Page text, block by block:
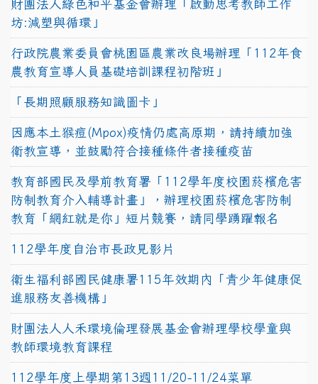
財團法人綠色和平基金會辦理「啟動思考教師工作
坊:減塑與循環」
行政院農業委員會桃園區農業改良場辦理「112年食
農教育宣導人員基礎培訓課程初階班」
「長期照顧服務知識圖卡」
因應本土猴痘(Mpox)疫情仍處高原期，請持續加強
衛教宣導，並鼓勵符合接種條件者接種疫苗
教育部國民及學前教育署「112學年度校園菸檳危害
防制教育介入輔導計畫」，辦理校園菸檳危害防制
教育「網紅就是你」短片競賽，請同學踴躍報名
112學年度自治市長政見影片
衛生福利部國民健康署115年效期內「青少年健康促
進服務友善機構」
財團法人人禾環境倫理發展基金會辦理學校學童與
教師環境教育課程
112學年度上學期第13週11/20-11/24菜單